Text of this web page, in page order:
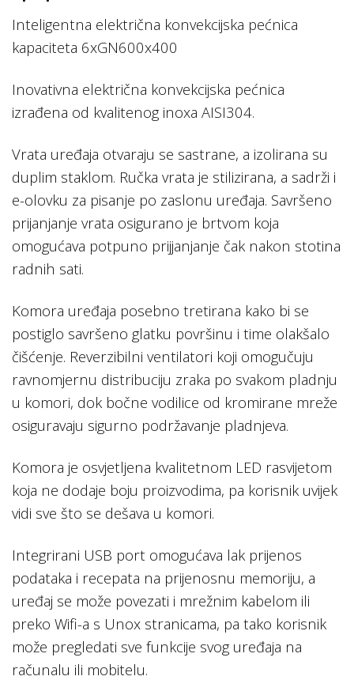
Inteligentna električna konvekcijska pećnica
kapaciteta 6xGN600x400
Inovativna električna konvekcijska pećnica
izrađena od kvalitenog inoxa AISI304.
Vrata uređaja otvaraju se sastrane, a izolirana su
duplim staklom. Ručka vrata je stilizirana, a sadrži i
e-olovku za pisanje po zaslonu uređaja. Savršeno
prijanjanje vrata osigurano je brtvom koja
omogućava potpuno prijjanjanje čak nakon stotina
radnih sati.
Komora uređaja posebno tretirana kako bi se
postiglo savršeno glatku površinu i time olakšalo
čišćenje. Reverzibilni ventilatori koji omogučuju
ravnomjernu distribuciju zraka po svakom pladnju
u komori, dok bočne vodilice od kromirane mreže
osiguravaju sigurno podržavanje pladnjeva.
Komora je osvjetljena kvalitetnom LED rasvijetom
koja ne dodaje boju proizvodima, pa korisnik uvijek
vidi sve što se dešava u komori.
Integrirani USB port omogućava lak prijenos
podataka i recepata na prijenosnu memoriju, a
uređaj se može povezati i mrežnim kabelom ili
preko Wifi-a s Unox stranicama, pa tako korisnik
može pregledati sve funkcije svog uređaja na
računalu ili mobitelu.